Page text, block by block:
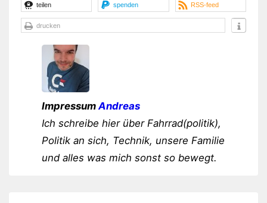
teilen spenden RSS-feed
drucken
Impressum Andreas
Ich schreibe hier über Fahrrad(politik),
Politik an sich, Technik, unsere Familie
und alles was mich sonst so bewegt.